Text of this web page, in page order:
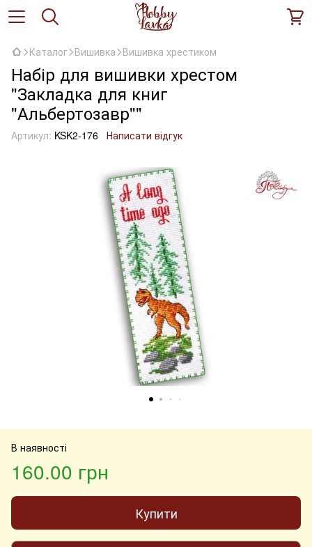
Каталог Вишивка Вишивка хрестиком
Набір для вишивки хрестом
"Закладка для книг
"Альбертозавр""
Артикул: KSK2-176 Написати відгук
В наявності
160.00 грн
Купити